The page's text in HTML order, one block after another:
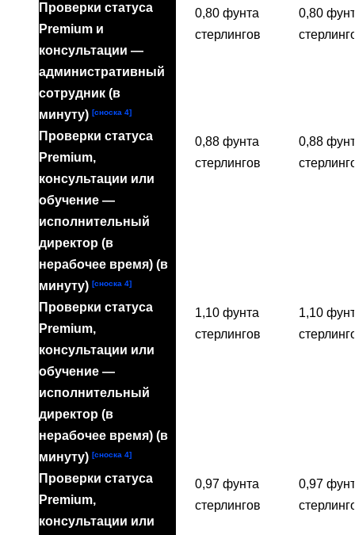
Проверки статуса
Premium и
консультации —
административный
сотрудник (в
минуту) [сноска 4]
0,80 фунта
стерлингов
0,80
Проверки статуса
Premium,
консультации или
обучение —
исполнительный
директор (в
нерабочее время) (в
минуту) [сноска 4]
0,88 фунта
стерлингов
0,88
Проверки статуса
Premium,
консультации или
обучение —
исполнительный
директор (в
нерабочее время) (в
минуту) [сноска 4]
1,10 фунта
стерлингов
1,10
Проверки статуса
Premium,
консультации или
0,97 фунта
стерлингов
0,97